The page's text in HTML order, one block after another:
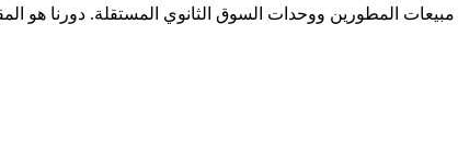
المطورين ووحدات السوق الثانوي المستقلة. دورنا هو